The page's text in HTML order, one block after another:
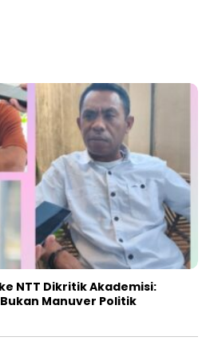
NTT Dikritik Akademisi:
Manuver Politik